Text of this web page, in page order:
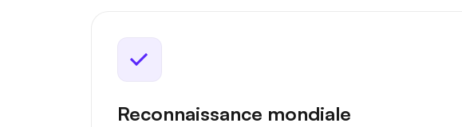
Reconnaissance mondiale